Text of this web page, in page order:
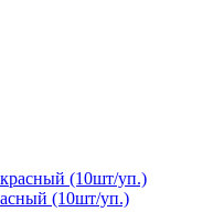
(10шт/уп.)